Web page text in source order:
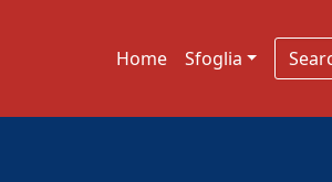
Home Sfoglia